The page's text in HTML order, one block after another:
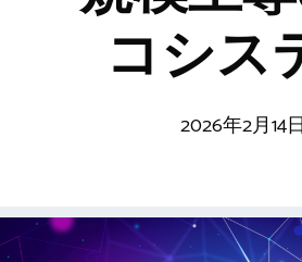
コシス
2026年2月14日